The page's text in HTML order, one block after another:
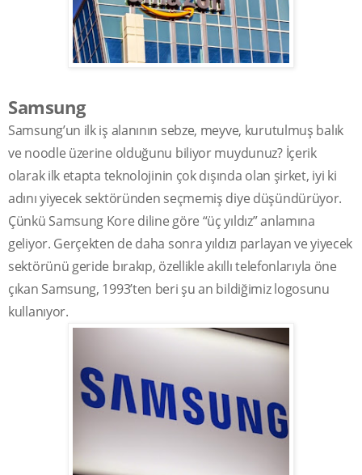
Samsung
Samsung’un ilk iş alanının sebze, meyve, kurutulmuş balık
ve noodle üzerine olduğunu biliyor muydunuz? İçerik
olarak ilk etapta teknolojinin çok dışında olan şirket, iyi ki
adını yiyecek sektöründen seçmemiş diye düşündürüyor.
Çünkü Samsung Kore diline göre “üç yıldız” anlamına
geliyor. Gerçekten de daha sonra yıldızı parlayan ve yiyecek
sektörünü geride bırakıp, özellikle akıllı telefonlarıyla öne
çıkan Samsung, 1993’ten beri şu an bildiğimiz logosunu
kullanıyor.